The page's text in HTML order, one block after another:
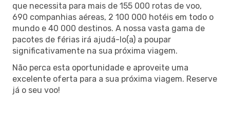
que necessita para mais de 155 000 rotas de voo,
690 companhias aéreas, 2 100 000 hotéis em todo o
mundo e 40 000 destinos. A nossa vasta gama de
pacotes de férias irá ajudá-lo(a) a poupar
significativamente na sua próxima viagem.
Não perca esta oportunidade e aproveite uma
excelente oferta para a sua próxima viagem. Reserve
já o seu voo!